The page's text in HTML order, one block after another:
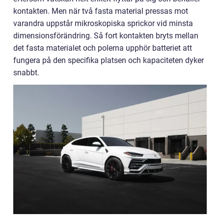
kontakten. Men när två fasta material pressas mot
varandra uppstår mikroskopiska sprickor vid minsta
dimensionsförändring. Så fort kontakten bryts mellan
det fasta materialet och polerna upphör batteriet att
fungera på den specifika platsen och kapaciteten dyker
snabbt.